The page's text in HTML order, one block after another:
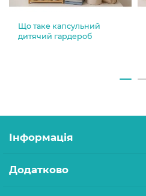
Що таке капсульний
дитячий гардероб
Інформація
Додатково